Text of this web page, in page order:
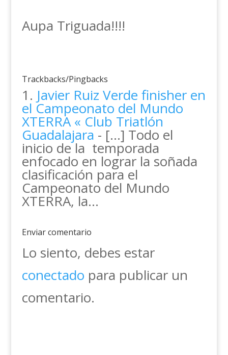
Aupa Triguada!!!!
Trackbacks/Pingbacks
Javier Ruiz Verde finisher en
el Campeonato del Mundo
XTERRA « Club Triatlón
Guadalajara - […] Todo el
inicio de la temporada
enfocado en lograr la soñada
clasificación para el
Campeonato del Mundo
XTERRA, la…
Enviar comentario
Lo siento, debes estar
conectado para publicar un
comentario.